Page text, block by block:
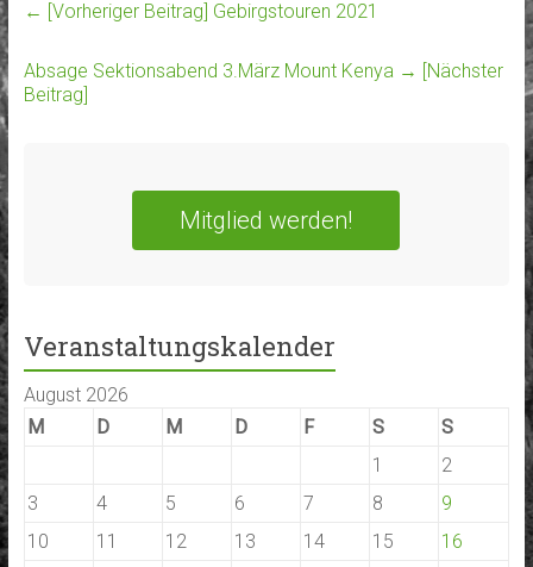
← [Vorheriger Beitrag] Gebirgstouren 2021
Absage Sektionsabend 3.März Mount Kenya → [Nächster
Beitrag]
Mitglied werden!
Veranstaltungskalender
August 2026
M
D M D F S
S
1
2
3
4 5 6 7 8
9
10
11 12 13 14 15
16